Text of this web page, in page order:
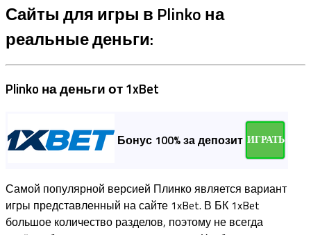
Сайты для игры в Plinko на
реальные деньги:
Plinko на деньги от 1xBet
Бонус 100% за депозит ИГРАТЬ
Самой популярной версией Плинко является вариант
игры представленный на сайте 1xBet. В БК 1xBet
большое количество разделов, поэтому не всегда